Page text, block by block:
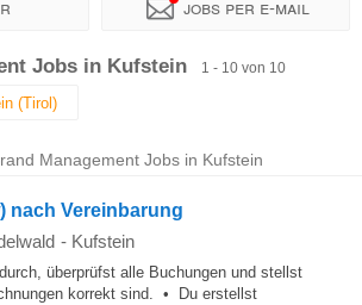
Jobs per e-mail
Standort Personaldienstleister
Jobs in Kufstein 1 - 10 von 10
Management Jobs in Kufstein
nach Vereinbarung
- Kufstein
überprüfst alle Buchungen und stellst
korrekt sind. • Du erstellst